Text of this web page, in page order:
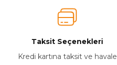
Taksit Seçenekleri
Kredi kartına taksit ve havale